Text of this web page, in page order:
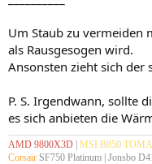
Um Staub zu vermeiden
als Rausgesogen wird.
Ansonsten zieht sich der
P. S. Irgendwann, sollte
es sich anbieten die
AMD 9800X3D MSI B850
Corsair SF750 Platinum | Jonsbo